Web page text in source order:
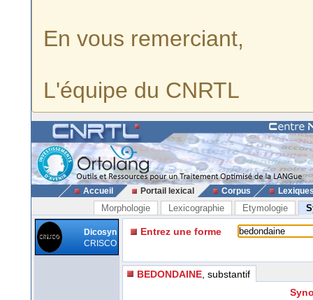
En vous remerciant,
L'équipe du CNRTL
Accueil Portail lexical Corpus
Morphologie Lexicographie Etymologie
Dicosyn
CRISCO
Entrez une forme
BEDONDAINE , substantif